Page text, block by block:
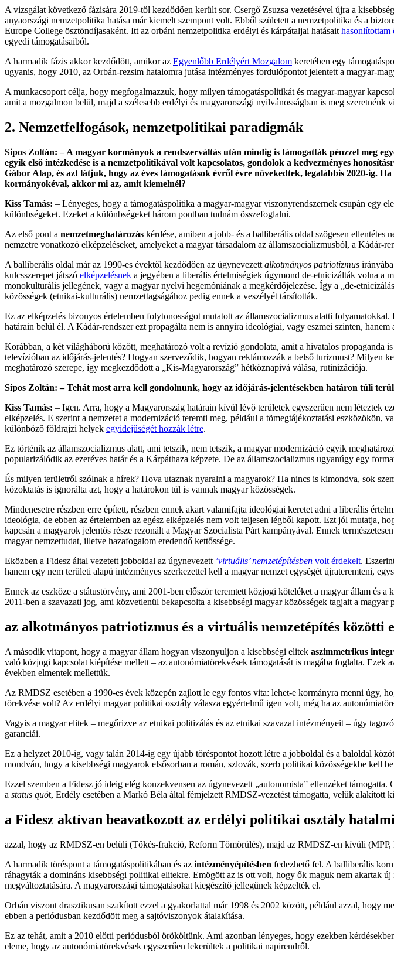
A vizsgálat következő fázisára 2019-től kezdődően került sor. Csergő Zsuzsa vezetésével újra a
anyaországi nemzetpolitika hatása már kiemelt szempont volt. Ebből született a nemzetpolitika és a
Europe College ösztöndíjasaként. Itt az orbáni nemzetpolitika erdélyi és kárpátaljai hatásaithasonlítottam
egyedi támogatásaiból.
A harmadik fázis akkor kezdődött, amikor az Egyenlőbb Erdélyért Mozgalom keretében egy
ugyanis, hogy 2010, az Orbán-rezsim hatalomra jutása intézményes fordulópontot jelentett a magyar-
A munkacsoport célja, hogy megfogalmazzuk, hogy milyen támogatáspolitikát és magyar-magyar
amit a mozgalmon belül, majd a szélesebb erdélyi és magyarországi nyilvánosságban is meg
2. Nemzetfelfogások, nemzetpolitikai paradigmák
Sipos Zoltán: – A magyar kormányok a rendszerváltás után mindig is támogatták pénzzel meg
egyik első intézkedése is a nemzetpolitikával volt kapcsolatos, gondolok a kedvezményes
Gábor Alap, és azt látjuk, hogy az éves támogatások évről évre növekedtek, legalábbis 2020-ig.
kormányokéval, akkor mi az, amit kiemelnél?
Kiss Tamás: – Lényeges, hogy a támogatáspolitika a magyar-magyar viszonyrendszernek csupán egy
különbségeket. Ezeket a különbségeket három pontban tudnám összefoglalni.
Az első pont a nemzetmeghatározás kérdése, amiben a jobb- és a balliberális oldal szögesen
nemzetre vonatkozó elképzeléseket, amelyeket a magyar társadalom az államszocializmusból, a Kádár-
A balliberális oldal már az 1990-es évektől kezdődően az úgynevezett alkotmányos patriotizmus
kulcsszerepet játszó elképzelésnek a jegyében a liberális értelmiségiek úgymond de-etnicizálták volna a
monokulturális jellegének, vagy a magyar nyelvi hegemóniának a megkérdőjelezése. Így a „de-
közösségek (etnikai-kulturális) nemzettagságához pedig ennek a veszélyét társították.
Ez az elképzelés bizonyos értelemben folytonosságot mutatott az államszocializmus alatti
határain belül él. A Kádár-rendszer ezt propagálta nem is annyira ideológiai, vagy eszmei szinten,
Korábban, a két világháború között, meghatározó volt a revízió gondolata, amit a hivatalos
televízióban az időjárás-jelentés? Hogyan szerveződik, hogyan reklámozzák a belső turizmust? Milyen
meghatározó szerepe, így megkezdődött a „Kis-Magyarország” hétköznapivá válása, rutinizációja.
Sipos Zoltán: – Tehát most arra kell gondolnunk, hogy az időjárás-jelentésekben határon túli
Kiss Tamás: – Igen. Arra, hogy a Magyarország határain kívül lévő területek egyszerűen nem léteztek
elképzelés. E szerint a nemzetet a modernizáció teremti meg, például a tömegtájékoztatási
különböző földrajzi helyek egyidejűségét hozzák létre.
Ez történik az államszocializmus alatt, ami tetszik, nem tetszik, a magyar modernizáció egyik
popularizálódik az ezeréves határ és a Kárpáthaza képzete. De az államszocializmus ugyanúgy egy
És milyen területről szólnak a hírek? Hova utaznak nyaralni a magyarok? Ha nincs is kimondva, sok
közoktatás is ignorálta azt, hogy a határokon túl is vannak magyar közösségek.
Mindenesetre részben erre épített, részben ennek akart valamifajta ideológiai keretet adni a liberális
ideológia, de ebben az értelemben az egész elképzelés nem volt teljesen légből kapott. Ezt jól mutatja,
kapcsán a magyarok jelentős része rezonált a Magyar Szocialista Párt kampányával. Ennek természetesen
magyar nemzettudat, illetve hazafogalom eredendő kettőssége.
Eközben a Fidesz által vezetett jobboldal az úgynevezett ’virtuális’ nemzetépítésben volt érdekelt.
hanem egy nem területi alapú intézményes szerkezettel kell a magyar nemzet egységét újrateremteni,
Ennek az eszköze a státustörvény, ami 2001-ben először teremtett közjogi köteléket a magyar állam és
2011-ben a szavazati jog, ami közvetlenül bekapcsolta a kisebbségi magyar közösségek tagjait a
az alkotmányos patriotizmus és a virtuális nemzetépítés közötti
A második vitapont, hogy a magyar állam hogyan viszonyuljon a kisebbségi elitek aszimmetrikus
való közjogi kapcsolat kiépítése mellett – az autonómiatörekvések támogatását is magába foglalta.
években elmentek mellettük.
Az RMDSZ esetében a 1990-es évek közepén zajlott le egy fontos vita: lehet-e kormányra menni úgy,
törekvése volt? Az erdélyi magyar politikai osztály válasza egyértelmű igen volt, még ha az
Vagyis a magyar elitek – megőrizve az etnikai politizálás és az etnikai szavazat intézményeit – úgy
garanciái.
Ez a helyzet 2010-ig, vagy talán 2014-ig egy újabb töréspontot hozott létre a jobboldal és a baloldal
mondván, hogy a kisebbségi magyarok elsősorban a román, szlovák, szerb politikai közösségekbe kell
Ezzel szemben a Fidesz jó ideig elég konzekvensen az úgynevezett „autonomista” ellenzéket
a status quót, Erdély esetében a Markó Béla által fémjelzett RMDSZ-vezetést támogatta, velük alakított
a Fidesz aktívan beavatkozott az erdélyi politikai osztály
azzal, hogy az RMDSZ-en belüli (Tőkés-frakció, Reform Tömörülés), majd az RMDSZ-en kívüli (MPP,
A harmadik töréspont a támogatáspolitikában és az intézményépítésben fedezhető fel. A balliberális
ráhagyták a domináns kisebbségi politikai elitekre. Emögött az is ott volt, hogy ők maguk nem akartak
megváltoztatására. A magyarországi támogatásokat kiegészítő jellegűnek képzelték el.
Orbán viszont drasztikusan szakított ezzel a gyakorlattal már 1998 és 2002 között, például azzal, hogy
ebben a periódusban kezdődött meg a sajtóviszonyok átalakítása.
Ez az tehát, amit a 2010 előtti periódusból örököltünk. Ami azonban lényeges, hogy ezekben
eleme, hogy az autonómiatörekvések egyszerűen lekerültek a politikai napirendről.